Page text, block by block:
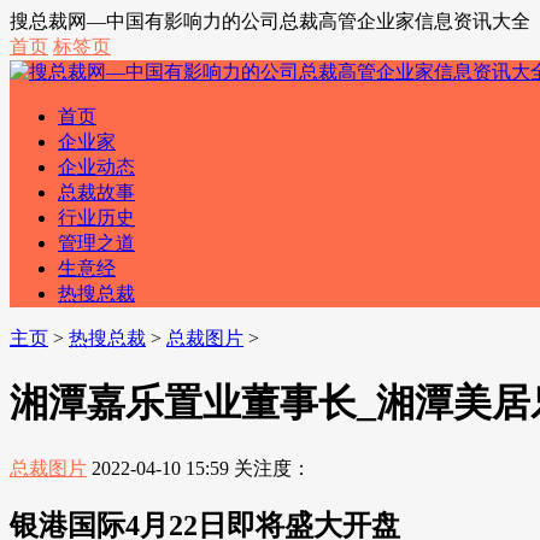
搜总裁网—中国有影响力的公司总裁高管企业家信息资讯大全
首页 标签页
首页
企业家
企业动态
总裁故事
行业历史
管理之道
生意经
热搜总裁
主页 > 热搜总裁 > 总裁图片 >
湘潭嘉乐置业董事长_湘潭美
总裁图片 2022-04-10 15:59 关注度：
银港国际4月22日即将盛大开盘